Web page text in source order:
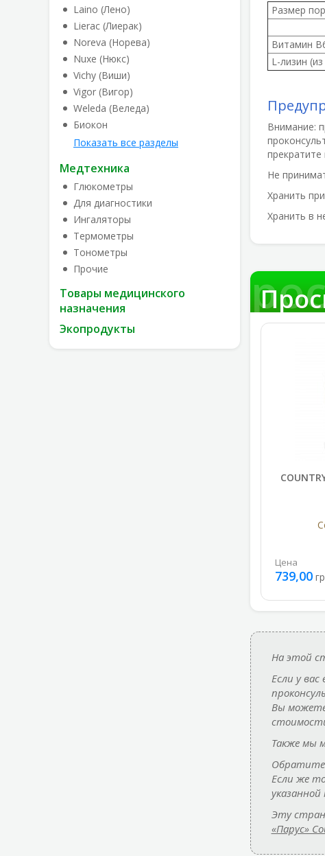
Laino (Лено)
Lierac (Лиерак)
Noreva (Норева)
Nuxe (Нюкс)
Vichy (Виши)
Vigor (Вигор)
Weleda (Веледа)
Биокон
Показать все разделы
Медтехника
Глюкометры
Для диагностики
Ингаляторы
Термометры
Тонометры
Прочие
Товары медицинского
назначения
Экопродукты
Размер
Витамин
L-лизин
Внимание:
Не
Хранить
Хранить в
Цена
739,00
На этой
Если у
Вы
Также мы
Обратите
Если же
Эту
«Парус»